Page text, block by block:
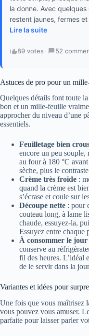
la donne. Avec
restent jaunes, fermes
Lire la suite
89 votes · 52
Astuces de pro pour un
Quelques détails font toute
bon et un mille-feuille
approcher du niveau d’une
essentiels.
Feuilletage bien
encore un peu souple,
au four à 180 °C
sèche, plus le
Crème très froide :
quand la crème est
s’écrase et coule sur
Découpe nette : pour
couteau long, à lame
chaude, essuyez-la,
Essuyez entre chaque
À consommer le jour
conserve au
fil des heures. L’idéal
de le servir dans la
Variantes et idées pour
Une fois que vous maîtrisez
vous pouvez vous amuser.
parfaite pour laisser parler